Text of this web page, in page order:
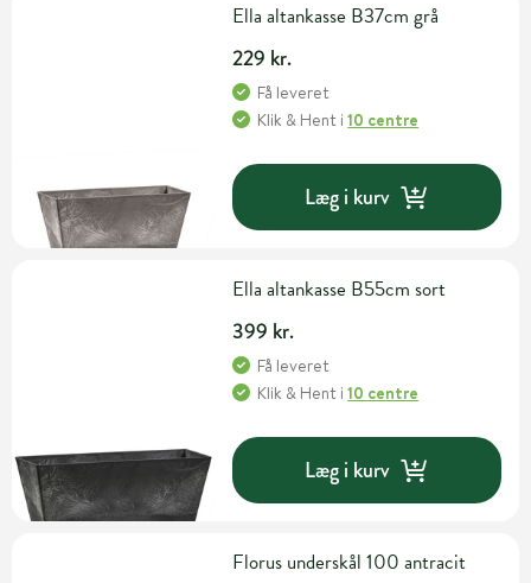
Ella altankasse B37cm grå
229 kr.
Få leveret
Klik & Hent i10 centre
Læg i kurv
Ella altankasse B55cm sort
399 kr.
Få leveret
Klik & Hent i10 centre
Læg i kurv
Florus underskål 100 antracit